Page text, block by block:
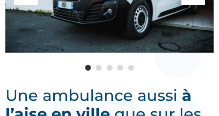
Une ambulance aussi à